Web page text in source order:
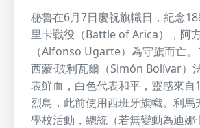
秘魯在6月7日慶祝旗幟日，紀念
里卡戰役（Battle of Arica），阿
（Alfonso Ugarte）為守旗而亡
西蒙·玻利瓦爾（Simón Bolívar）
表鮮血，白色代表和平，靈感來自
烈鳥，此前使用西班牙旗幟。利馬
學校活動，總統（若無變動為迪娜